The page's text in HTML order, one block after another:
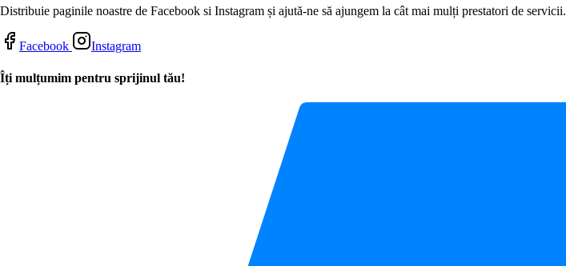
Distribuie paginile noastre de Facebook si Instagram și ajută-ne să ajungem la cât mai mulți prestatori de servicii.
Facebook Instagram
Îți mulțumim pentru sprijinul tău!